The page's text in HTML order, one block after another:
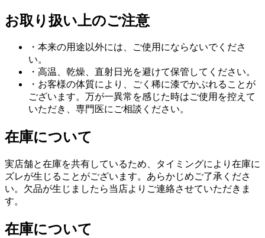
お取り扱い上のご注意
・本来の用途以外には、ご使用にならないでくださ
い。
・高温、乾燥、直射日光を避けて保管してください。
・お客様の体質により、ごく稀に漆でかぶれることが
ございます。万が一異常を感じた時はご使用を控えて
いただき、専門医にご相談ください。
在庫について
実店舗と在庫を共有しているため、タイミングにより在庫に
ズレが生じることがございます。あらかじめご了承くださ
い。欠品が生じましたら当店よりご連絡させていただきま
す。
在庫について